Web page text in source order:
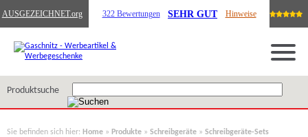
AUSGEZEICHNET.org 322 Bewertungen SEHR GUT Hinweise
Produktsuche
Sie befinden sich hier: Home » Produkte » Schreibgeräte » Schreibgeräte-Sets